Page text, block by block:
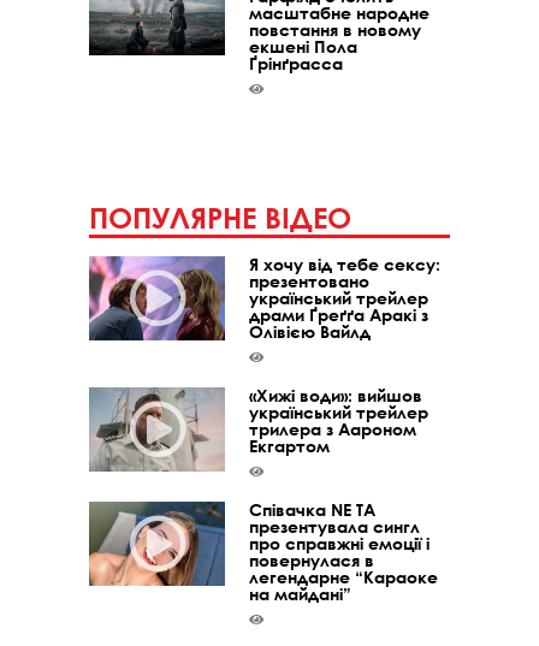
масштабне народне
повстання в новому
екшені Пола
Ґрінґрасса
ПОПУЛЯРНЕ ВІДЕО
Я хочу від тебе сексу:
презентовано
український трейлер
драми Ґреґґа Аракі з
Олівією Вайлд
«Хижі води»: вийшов
український трейлер
трилера з Аароном
Екгартом
Співачка NE TA
презентувала сингл
про справжні емоції і
повернулася в
легендарне “Караоке
на майдані”